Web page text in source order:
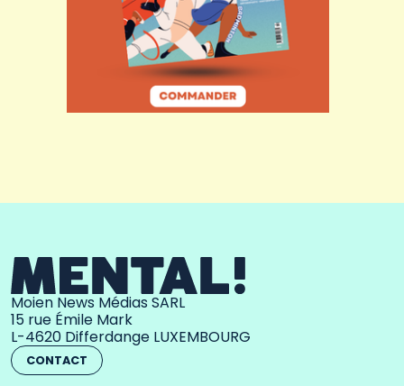
Moien News Médias SARL
15 rue Émile Mark
L-4620 Differdange LUXEMBOURG
CONTACT